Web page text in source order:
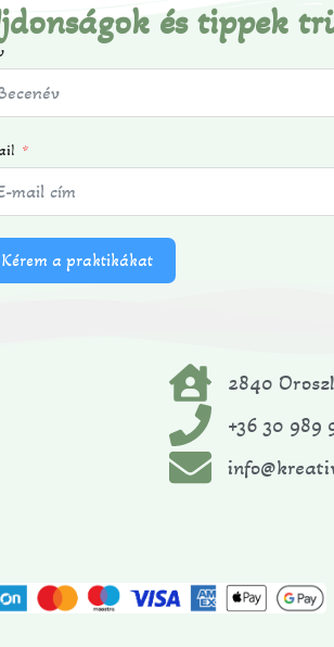
és tippek
Kérem a praktikákat
2840
+36 30 989